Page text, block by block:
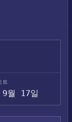
트
월 17일